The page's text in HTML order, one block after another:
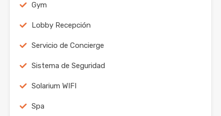
Gym
Lobby Recepción
Servicio de Concierge
Sistema de Seguridad
Solarium WIFI
Spa